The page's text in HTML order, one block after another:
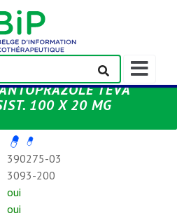
Afficher/
la
TEVA
100 X 20 MG
390275-03
3093-200
oui
oui